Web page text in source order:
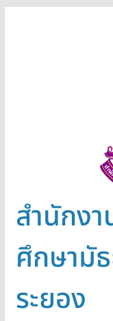
สำนักง
ศึกษามั
ระยอง